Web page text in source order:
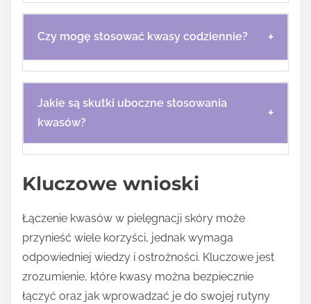
Czy mogę stosować kwasy codziennie? +
Jakie są skutki uboczne stosowania
kwasów?
+
Kluczowe wnioski
Łączenie kwasów w pielęgnacji skóry może
przynieść wiele korzyści, jednak wymaga
odpowiedniej wiedzy i ostrożności. Kluczowe jest
zrozumienie, które kwasy można bezpiecznie
łączyć oraz jak wprowadzać je do swojej rutyny